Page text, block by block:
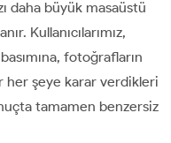
daha büyük masaüstü
Kullanıcılarımız,
fotoğrafların
her şeye karar verdikleri
tamamen benzersiz